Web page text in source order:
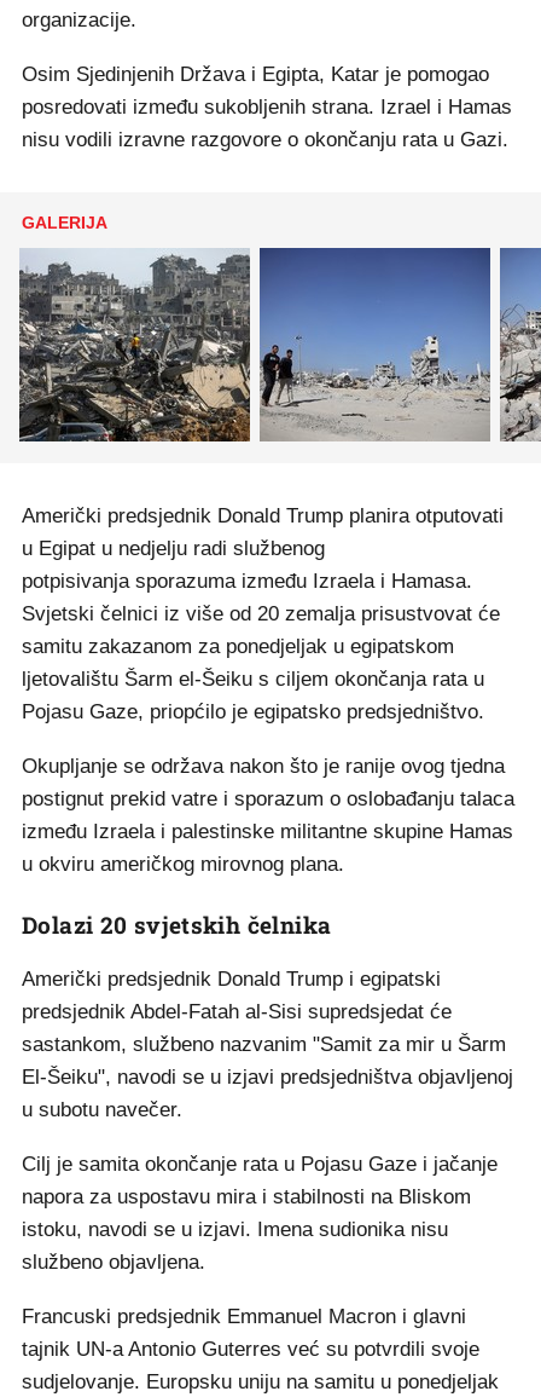
organizacije.
Osim Sjedinjenih Država i Egipta, Katar je pomogao
posredovati između sukobljenih strana. Izrael i Hamas
nisu vodili izravne razgovore o okončanju rata u Gazi.
GALERIJA
Američki predsjednik Donald Trump planira otputovati
u Egipat u nedjelju radi službenog
potpisivanja sporazuma između Izraela i Hamasa.
Svjetski čelnici iz više od 20 zemalja prisustvovat će
samitu zakazanom za ponedjeljak u egipatskom
ljetovalištu Šarm el-Šeiku s ciljem okončanja rata u
Pojasu Gaze, priopćilo je egipatsko predsjedništvo.
Okupljanje se održava nakon što je ranije ovog tjedna
postignut prekid vatre i sporazum o oslobađanju talaca
između Izraela i palestinske militantne skupine Hamas
u okviru američkog mirovnog plana.
Dolazi 20 svjetskih čelnika
Američki predsjednik Donald Trump i egipatski
predsjednik Abdel-Fatah al-Sisi supredsjedat će
sastankom, službeno nazvanim "Samit za mir u Šarm
El-Šeiku", navodi se u izjavi predsjedništva objavljenoj
u subotu navečer.
Cilj je samita okončanje rata u Pojasu Gaze i jačanje
napora za uspostavu mira i stabilnosti na Bliskom
istoku, navodi se u izjavi. Imena sudionika nisu
službeno objavljena.
Francuski predsjednik Emmanuel Macron i glavni
tajnik UN-a Antonio Guterres već su potvrdili svoje
sudjelovanje. Europsku uniju na samitu u ponedjeljak